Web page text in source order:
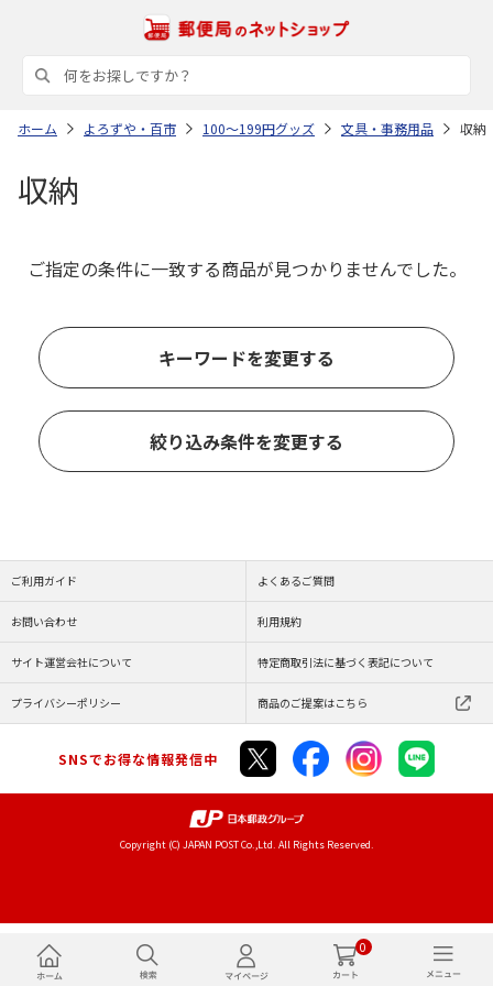
0
ホーム よろずや・百市 100～199円グッズ 文具・事務用品 収納
収納
ご指定の条件に一致する商品が見つかりませんでした。
キーワードを変更する
絞り込み条件を変更する
ご利用ガイド よくあるご質問
お問い合わせ 利用規約
サイト運営会社について 特定商取引法に基づく表記について
プライバシーポリシー 商品のご提案はこちら
SNSでお得な情報発信中
Copyright (C) JAPAN POST Co.,Ltd. All Rights Reserved.